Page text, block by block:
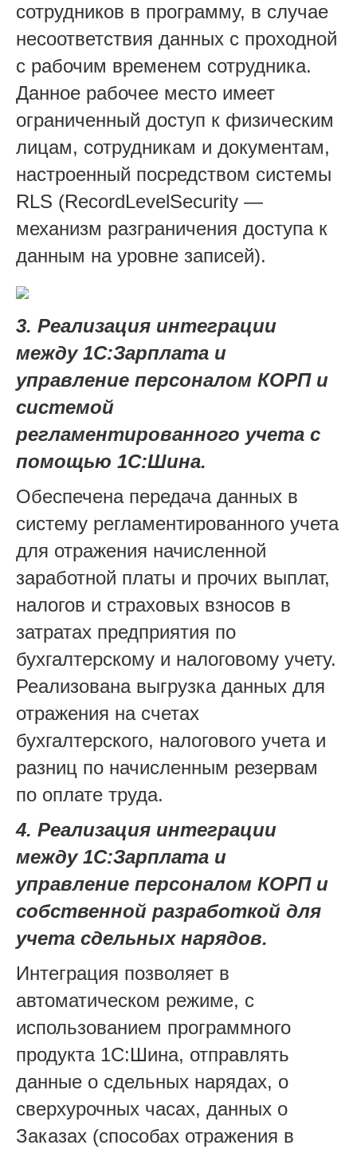
сотрудников в программу, в случае
несоответствия данных с проходной
с рабочим временем сотрудника.
Данное рабочее место имеет
ограниченный доступ к физическим
лицам, сотрудникам и документам,
настроенный посредством системы
RLS (RecordLevelSecurity —
механизм разграничения доступа к
данным на уровне записей).
3. Реализация интеграции
между 1С:Зарплата и
управление персоналом КОРП и
системой
регламентированного учета с
помощью 1С:Шина.
Обеспечена передача данных в
систему регламентированного учета
для отражения начисленной
заработной платы и прочих выплат,
налогов и страховых взносов в
затратах предприятия по
бухгалтерскому и налоговому учету.
Реализована выгрузка данных для
отражения на счетах
бухгалтерского, налогового учета и
разниц по начисленным резервам
по оплате труда.
4. Реализация интеграции
между 1С:Зарплата и
управление персоналом КОРП и
собственной разработкой для
учета сдельных нарядов.
Интеграция позволяет в
автоматическом режиме, с
использованием программного
продукта 1С:Шина, отправлять
данные о сдельных нарядах, о
сверхурочных часах, данных о
Заказах (способах отражения в